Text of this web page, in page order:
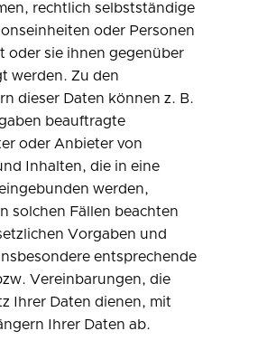
rechtlich selbstständige
oder Personen
oder sie ihnen gegenüber
werden. Zu den
dieser Daten können z. B.
beauftragte
oder Anbieter von
Inhalten, die in eine
werden,
solchen Fällen beachten
Vorgaben und
entsprechende
Vereinbarungen, die
Ihrer Daten dienen, mit
Ihrer Daten ab.